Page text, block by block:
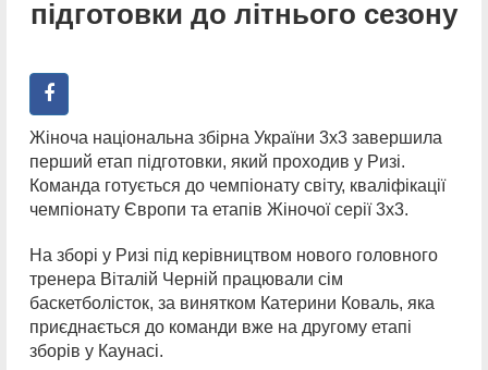
підготовки до літнього сезону
Жіноча національна збірна України 3х3 завершила
перший етап підготовки, який проходив у Ризі.
Команда готується до чемпіонату світу, кваліфікації
чемпіонату Європи та етапів Жіночої серії 3х3.
На зборі у Ризі під керівництвом нового головного
тренера Віталій Черній працювали сім
баскетболісток, за винятком Катерини Коваль, яка
приєднається до команди вже на другому етапі
зборів у Каунасі.